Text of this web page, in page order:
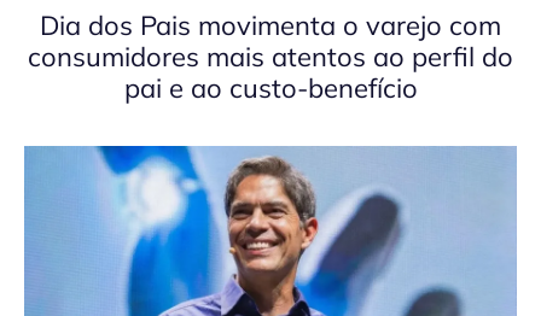
Dia dos Pais movimenta o varejo com
consumidores mais atentos ao perfil do
pai e ao custo-benefício